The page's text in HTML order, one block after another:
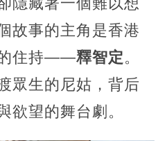
故事的主角是香港
的住持——釋智定。
眾生的尼姑，背后
欲望的舞台劇。